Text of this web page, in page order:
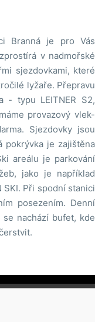
Branná je pro Vás
v nadmořské
sjezdovkami, které
lyžaře. Přepravu
- typu LEITNER S2,
provazový vlek-
Sjezdovky jsou
pokrývka je zajištěna
areálu je parkování
jako je například
SKI. Při spodní stanici
posezením. Denní
nachází bufet, kde